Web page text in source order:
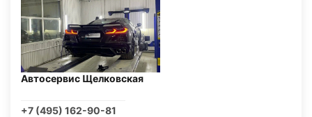
Автосервис Щелковская
+7 (495) 162-90-81